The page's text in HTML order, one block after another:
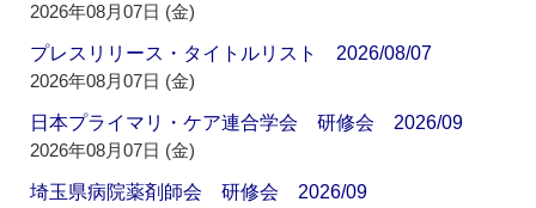
2026年08月07日 (金)
プレスリリース・タイトルリスト 2026/08/07
2026年08月07日 (金)
日本プライマリ・ケア連合学会 研修会 2026/09
2026年08月07日 (金)
埼玉県病院薬剤師会 研修会 2026/09